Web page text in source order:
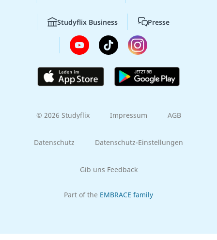
Studyflix Business Presse
© 2026 Studyflix Impressum AGB
Datenschutz Datenschutz-Einstellungen
Gib uns Feedback
Part of the EMBRACE family